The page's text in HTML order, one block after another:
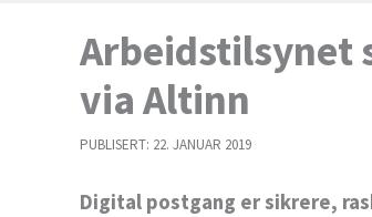
Arbeidstilsynet
via Altinn
PUBLISERT: 22. JANUAR 2019
Digital postgang er sikrere,